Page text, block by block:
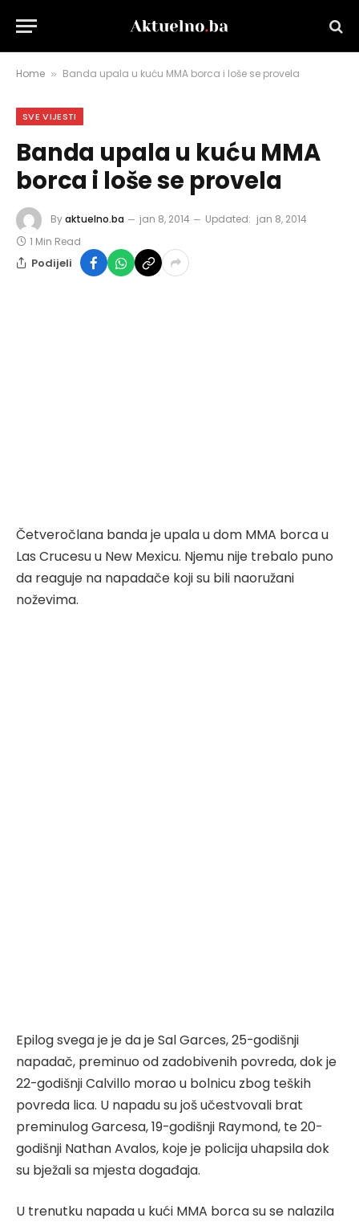
Home » Banda upala u kuću MMA borca i loše se provela
SVE VIJESTI
Banda upala u kuću MMA
borca i loše se provela
Byaktuelno.ba jan 8, 2014 Updated: jan 8, 2014
1 Min Read
Podijeli
Četveročlana banda je upala u dom MMA borca u
Las Crucesu u New Mexicu. Njemu nije trebalo puno
da reaguje na napadače koji su bili naoružani
noževima.
Epilog svega je je da je Sal Garces, 25-godišnji
napadač, preminuo od zadobivenih povreda, dok je
22-godišnji Calvillo morao u bolnicu zbog teških
povreda lica. U napadu su još učestvovali brat
preminulog Garcesa, 19-godišnji Raymond, te 20-
godišnji Nathan Avalos, koje je policija uhapsila dok
su bježali sa mjesta događaja.
U trenutku napada u kući MMA borca su se nalazila